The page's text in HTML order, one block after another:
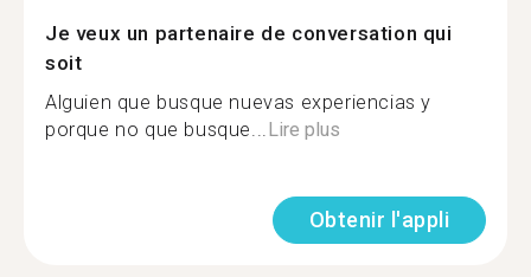
Je veux un partenaire de conversation qui
soit
Alguien que busque nuevas experiencias y
porque no que busque...Lire plus
Obtenir l'appli